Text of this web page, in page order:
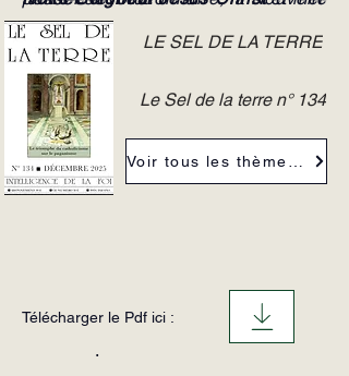
Droite reste incompatible avec la
doctrine catholique.
en garde contre cette fausse
alternative à la modernité.
LE SEL DE LA TERRE
Le Sel de la terre n° 134
Télécharger le Pdf ici :
.